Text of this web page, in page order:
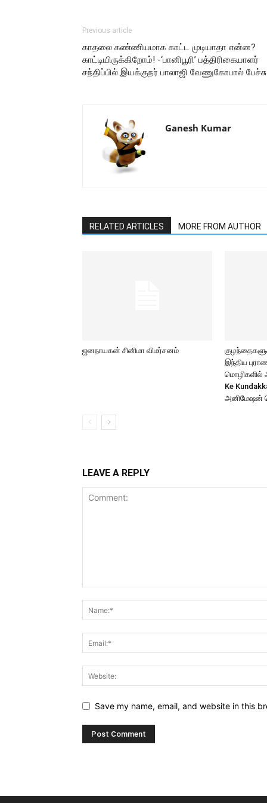
Previous article
காதலை கண்ணியமாக காட்ட முடியாதா என்ன?
காட்டியிருக்கிறோம்! -‘பானிபூரி’ பத்திரிகையாளர்
சந்திப்பில் இயக்குநர் பாலாஜி வேணுகோபால் பேச்சு
Ganesh Kumar
RELATED ARTICLES MORE FROM AUTHOR
ஜனநாயகன் சினிமா விமர்சனம்
இந்திய
மொழிகளில்
Ke
அனிமேஷன்
LEAVE A REPLY
Save my name, email, and website in this